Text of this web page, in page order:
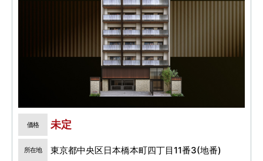
価格 未定
所在地 東京都中央区日本橋本町四丁目11番3(地番)